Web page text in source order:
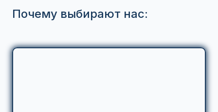
Почему выбирают нас: